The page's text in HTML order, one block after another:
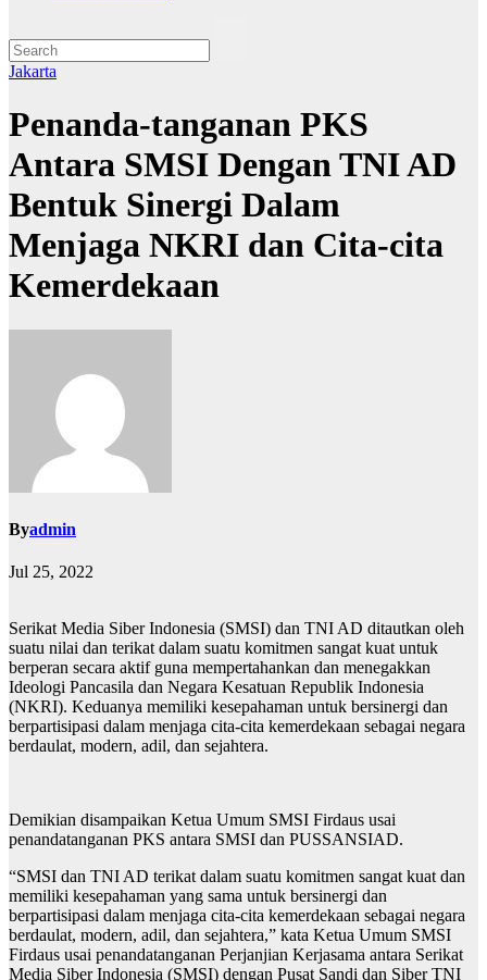
Jakarta
Penanda-tanganan PKS
Antara SMSI Dengan TNI AD
Bentuk Sinergi Dalam
Menjaga NKRI dan Cita-cita
Kemerdekaan
Byadmin
Jul 25, 2022
Serikat Media Siber Indonesia (SMSI) dan TNI AD ditautkan oleh
suatu nilai dan terikat dalam suatu komitmen sangat kuat untuk
berperan secara aktif guna mempertahankan dan menegakkan
Ideologi Pancasila dan Negara Kesatuan Republik Indonesia
(NKRI). Keduanya memiliki kesepahaman untuk bersinergi dan
berpartisipasi dalam menjaga cita-cita kemerdekaan sebagai negara
berdaulat, modern, adil, dan sejahtera.
Demikian disampaikan Ketua Umum SMSI Firdaus usai
penandatanganan PKS antara SMSI dan PUSSANSIAD.
“SMSI dan TNI AD terikat dalam suatu komitmen sangat kuat dan
memiliki kesepahaman yang sama untuk bersinergi dan
berpartisipasi dalam menjaga cita-cita kemerdekaan sebagai negara
berdaulat, modern, adil, dan sejahtera,” kata Ketua Umum SMSI
Firdaus usai penandatanganan Perjanjian Kerjasama antara Serikat
Media Siber Indonesia (SMSI) dengan Pusat Sandi dan Siber TNI